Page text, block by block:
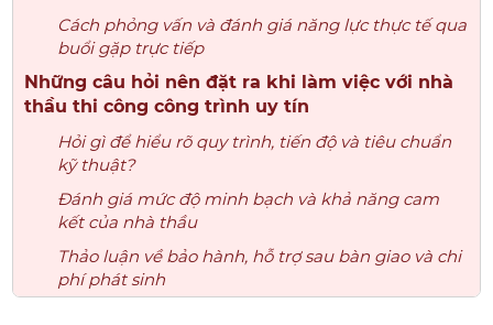
Cách phỏng vấn và đánh giá năng lực thực tế qua
buổi gặp trực tiếp
Những câu hỏi nên đặt ra khi làm việc với nhà
thầu thi công công trình uy tín
Hỏi gì để hiểu rõ quy trình, tiến độ và tiêu chuẩn
kỹ thuật?
Đánh giá mức độ minh bạch và khả năng cam
kết của nhà thầu
Thảo luận về bảo hành, hỗ trợ sau bàn giao và chi
phí phát sinh